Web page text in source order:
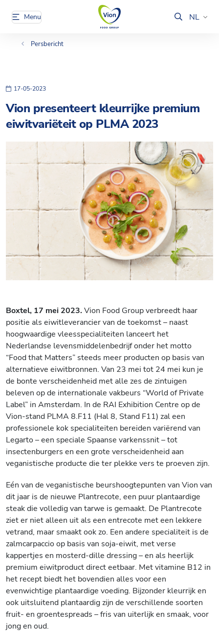
Menu NL
Persbericht
17-05-2023
Vion presenteert kleurrijke premium
eiwitvariëteit op PLMA 2023
Boxtel, 17 mei 2023.Vion Food Group verbreedt haar
positie als eiwitleverancier van de toekomst – naast
hoogwaardige vleesspecialiteiten lanceert het
Nederlandse levensmiddelenbedrijf onder het motto
“Food that Matters” steeds meer producten op basis van
alternatieve eiwitbronnen. Van 23 mei tot 24 mei kun je
de bonte verscheidenheid met alle zes de zintuigen
beleven op de internationale vakbeurs “World of Private
Label” in Amsterdam. In de RAI Exhibition Centre op de
Vion-stand PLMA 8.F11 (Hal 8, Stand F11) zal een
professionele kok specialiteiten bereiden variërend van
Legarto – een speciale Spaanse varkenssnit – tot
insectenburgers en een grote verscheidenheid aan
veganistische producte die ter plekke vers te proeven zijn.
Eén van de veganistische beurshoogtepunten van Vion van
dit jaar is de nieuwe Plantrecote, een puur plantaardige
steak die volledig van tarwe is gemaakt. De Plantrecote
ziet er niet alleen uit als een entrecote met een lekkere
vetrand, maar smaakt ook zo. Een andere specialiteit is de
zalmcarpaccio op basis van soja-eiwit, met verse
kappertjes en mosterd-dille dressing – en als heerlijk
premium eiwitproduct direct eetbaar. Met vitamine B12 in
het recept biedt het bovendien alles voor een
evenwichtige plantaardige voeding. Bijzonder kleurrijk en
ook uitsluitend plantaardig zijn de verschillende soorten
fruit- en groentespreads – fris van uiterlijk en smaak, voor
jong en oud.